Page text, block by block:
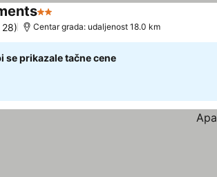
2 Zvezdice
28) Centar grada: udaljenost 18.0 km
se prikazale tačne cene